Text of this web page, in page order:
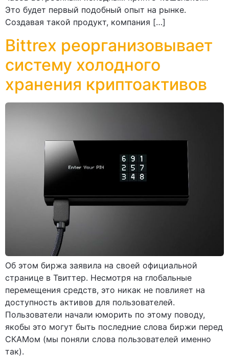
Это будет первый подобный опыт на рынке.
Создавая такой продукт, компания […]
Bittrex реорганизовывает
систему холодного
хранения криптоактивов
Об этом биржа заявила на своей официальной
странице в Твиттер. Несмотря на глобальные
перемещения средств, это никак не повлияет на
доступность активов для пользователей.
Пользователи начали юморить по этому поводу,
якобы это могут быть последние слова биржи перед
СКАМом (мы поняли слова пользователей именно
так).